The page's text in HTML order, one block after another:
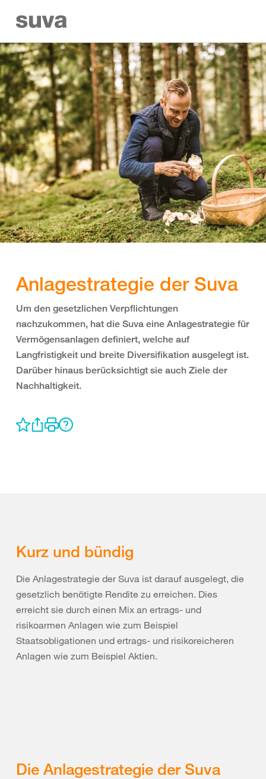
Anlagestrategie der Suva
Um den gesetzlichen Verpflichtungen
nachzukommen, hat die Suva eine Anlagestrategie für
Vermögensanlagen definiert, welche auf
Langfristigkeit und breite Diversifikation ausgelegt ist.
Darüber hinaus berücksichtigt sie auch Ziele der
Nachhaltigkeit.
Kurz und bündig
Die Anlagestrategie der Suva ist darauf ausgelegt, die
gesetzlich benötigte Rendite zu erreichen. Dies
erreicht sie durch einen Mix an ertrags- und
risikoarmen Anlagen wie zum Beispiel
Staatsobligationen und ertrags- und risikoreicheren
Anlagen wie zum Beispiel Aktien.
Die Anlagestrategie der Suva